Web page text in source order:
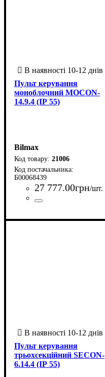
Пульт керування
моноблочний MOCON-
14.9.4 (ІР 55)
Bilmax
21006
Б00068439
27 777.00грн/шт.
Пульт керування
трьохсекційний SECON-
6.14.4 (ІР 55)